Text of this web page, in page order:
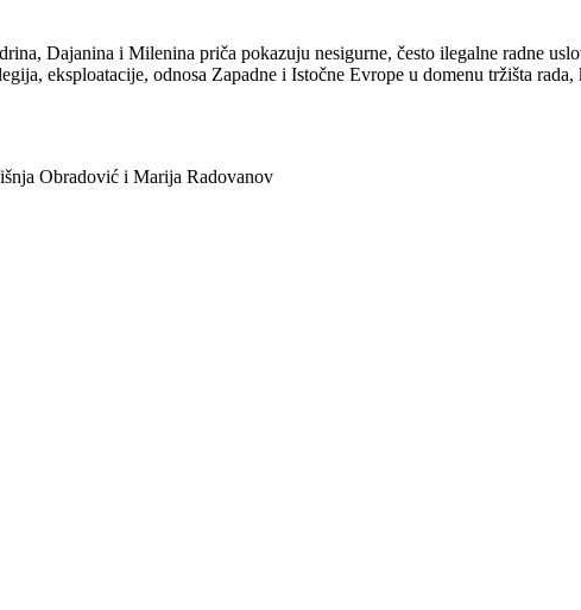
Dajanina i Milenina priča pokazuju nesigurne, često ilegalne radne
eksploatacije, odnosa Zapadne i Istočne Evrope u domenu tržišta
Obradović i Marija Radovanov